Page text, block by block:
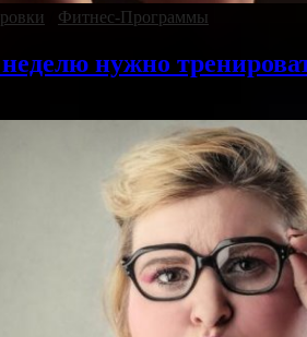
Фитнес-Программы
нужно